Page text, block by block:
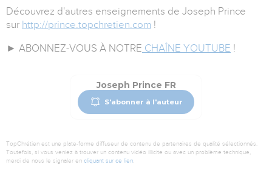
Découvrez d'autres enseignements de Joseph Prince
sur http://prince.topchretien.com !
► ABONNEZ-VOUS À NOTRE CHAÎNE YOUTUBE !
Joseph Prince FR
S'abonner à l'auteur
TopChrétien est une plate-forme diffuseur de contenu de partenaires de qualité sélectionnés.
Toutefois, si vous veniez à trouver un contenu vidéo illicite ou avec un problème technique,
merci de nous le signaler en cliquant sur ce lien.